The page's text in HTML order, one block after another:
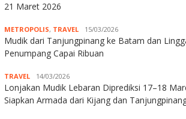
21 Maret 2026
METROPOLIS, TRAVEL 15/03/2026
Mudik dari Tanjungpinang ke Batam dan
Penumpang Capai Ribuan
TRAVEL 14/03/2026
Lonjakan Mudik Lebaran Diprediksi 17–18
Siapkan Armada dari Kijang dan